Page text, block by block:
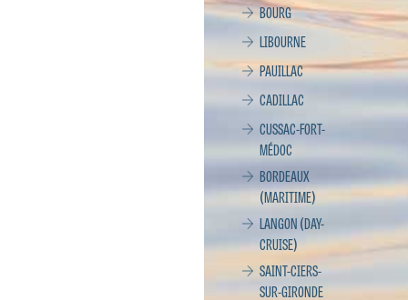
BOURG
LIBOURNE
PAUILLAC
CADILLAC
CUSSAC-FORT-
MÉDOC
BORDEAUX
(MARITIME)
LANGON (DAY-
CRUISE)
SAINT-CIERS-
SUR-GIRONDE